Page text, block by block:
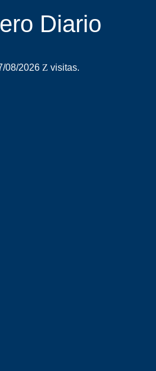
Diario
08/2026 visitas.